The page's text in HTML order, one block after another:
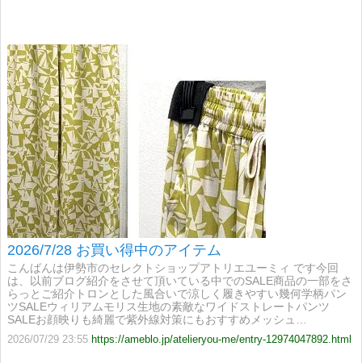
2026/7/28 お買い得中のアイテム
こんばんは伊勢市のセレクトショップアトリエユーミィ です今回
は、以前ブログ紹介をさせて頂いている中でのSALE商品の一部をさ
らっとご紹介トロンとした風合いで涼しく履きやすい幾何学柄パン
ツSALEウィリアムモリス生地の素敵なワイドストレートパンツ
SALEお顔映りも綺麗で紫外線対策にもおすすめメッシュ…
2026/07/29 23:55 https://ameblo.jp/atelieryou-me/entry-12974047892.html